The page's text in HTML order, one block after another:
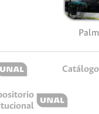
Catálogo